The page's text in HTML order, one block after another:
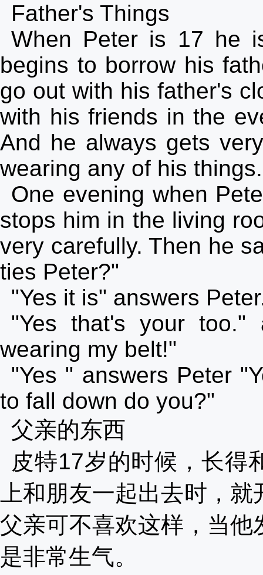
Father's Things
When Peter is 17 he
begins to borrow his
go out with his father's
with his friends in the
And he always gets
wearing any of his things.
One evening when
stops him in the living
very carefully. Then he
ties Peter?"
"Yes it is" answers
"Yes that's your
wearing my belt!"
"Yes " answers Peter
to fall down do you?"
父亲的东西
皮特17岁的时候，长得
上和朋友一起出去时，
父亲可不喜欢这样，当
是非常生气。